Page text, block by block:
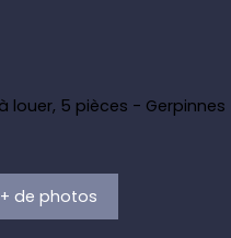
+ de photos